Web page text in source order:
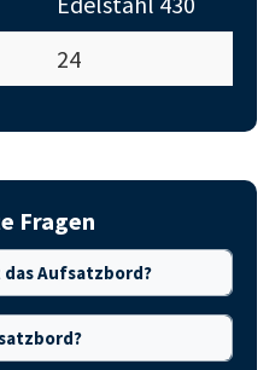
24
Fragen
Aufsatzbord?